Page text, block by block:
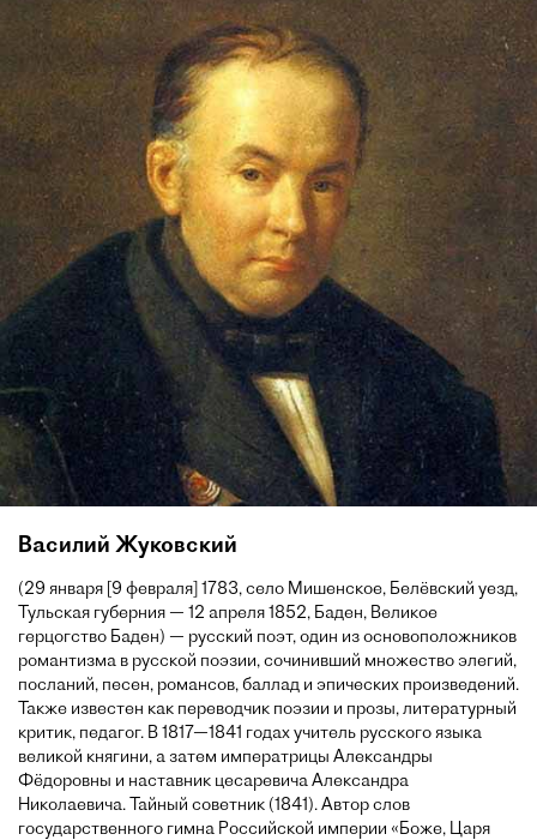
Василий Жуковский
(29 января [9 февраля] 1783, село Мишенское, Белёвский уезд,
Тульская губерния — 12 апреля 1852, Баден, Великое
герцогство Баден) — русский поэт, один из основоположников
романтизма в русской поэзии, сочинивший множество элегий,
посланий, песен, романсов, баллад и эпических произведений.
Также известен как переводчик поэзии и прозы, литературный
критик, педагог. В 1817—1841 годах учитель русского языка
великой княгини, а затем императрицы Александры
Фёдоровны и наставник цесаревича Александра
Николаевича. Тайный советник (1841). Автор слов
государственного гимна Российской империи «Боже, Царя